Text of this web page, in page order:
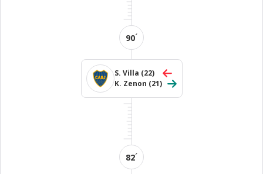
90´
S. Villa (22)
K. Zenon (21)
82´